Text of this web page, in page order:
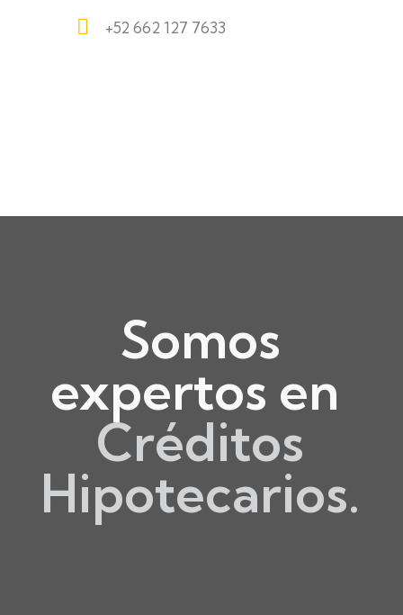
+52 662 127 7633
Somos
expertos en ​
Créditos
Hipotecarios.